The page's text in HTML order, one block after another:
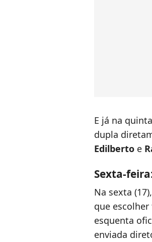
E já na
dupla
Edilberto e
Sexta-
Na sexta
que
esquenta
enviada